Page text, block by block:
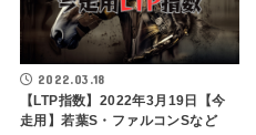
2022.03.18
【LTP指数】2022年3月19日【今
走用】若葉S・ファルコンSなど